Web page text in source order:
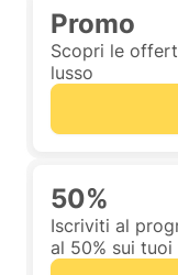
Promo
Scopri le
lusso
50%
Iscriviti al
al 50% sui tuoi